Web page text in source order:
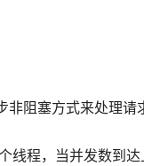
非阻塞方式来处理
程，当并发数到